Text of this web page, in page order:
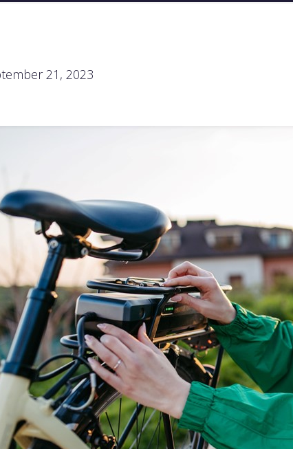
21, 2023